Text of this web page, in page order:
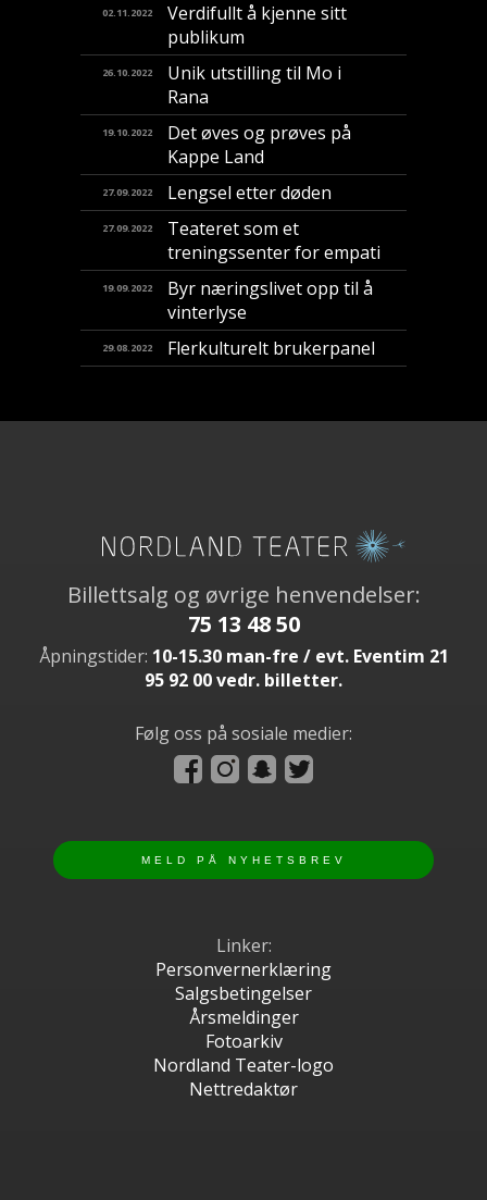
02.11.2022
Verdifullt å kjenne sitt
publikum
26.10.2022
Unik utstilling til Mo i
Rana
19.10.2022
Det øves og prøves på
Kappe Land
27.09.2022 Lengsel etter døden
27.09.2022
Teateret som et
treningssenter for empati
19.09.2022
Byr næringslivet opp til å
vinterlyse
29.08.2022 Flerkulturelt brukerpanel
Billettsalg og øvrige henvendelser:
75 13 48 50
Åpningstider: 10-15.30 man-fre / evt. Eventim 21
95 92 00 vedr. billetter.
Følg oss på sosiale medier:
Linker:
Personvernerklæring
Salgsbetingelser
Årsmeldinger
Fotoarkiv
Nordland Teater-logo
Nettredaktør